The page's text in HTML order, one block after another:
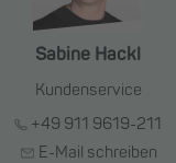
Sabine Hackl
Kundenservice
+49 911 9619-211
E-Mail schreiben